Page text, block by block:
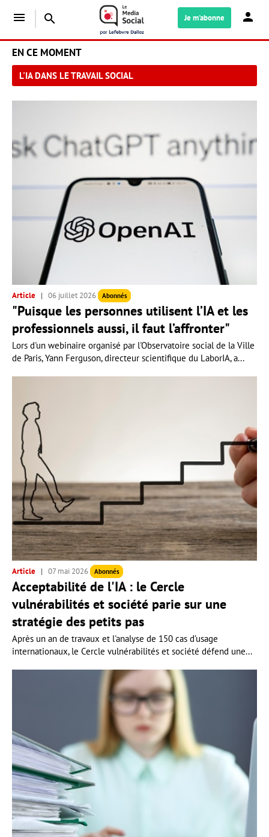
menu search Je m'abonne
EN CE MOMENT
L'IA DANS LE TRAVAIL SOCIAL
Article 06 juillet 2026 Abonnés
"Puisque les personnes utilisent l’IA et les
professionnels aussi, il faut l’affronter"
Lors d'un webinaire organisé par l'Observatoire social de la Ville
de Paris, Yann Ferguson, directeur scientifique du LaborIA, a...
Article 07 mai 2026 Abonnés
Acceptabilité de l'IA : le Cercle
vulnérabilités et société parie sur une
stratégie des petits pas
Après un an de travaux et l'analyse de 150 cas d’usage
internationaux, le Cercle vulnérabilités et société défend une...